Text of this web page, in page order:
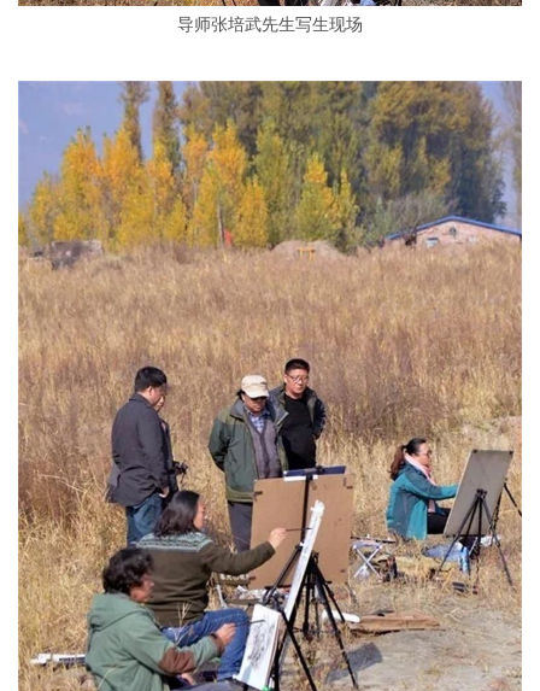
导师张培武先生写生现场